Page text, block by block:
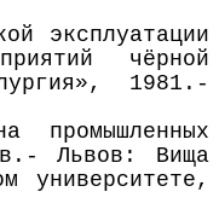
эксплуатации
чёрной
1981.-
промышленных
Львов: Вища
университете,